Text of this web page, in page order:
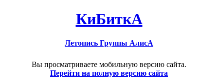
КиБиткА
Летопись Группы АлисА
Вы просматриваете мобильную версию сайта.
Перейти на полную версию сайта